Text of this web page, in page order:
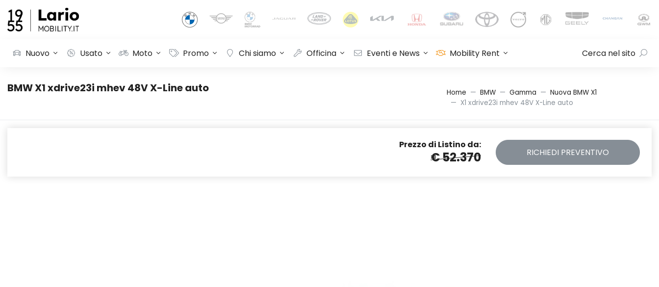
Nuovo Usato Moto Promo Chi siamo Officina Eventi e News Mobility Rent Cerca nel sito
BMW X1 xdrive23i mhev 48V X-Line auto Home BMW Gamma
Nuova BMW X1
X1 xdrive23i mhev 48V X-Line auto
Prezzo di Listino da:
€ 52.370 RICHIEDI PREVENTIVO